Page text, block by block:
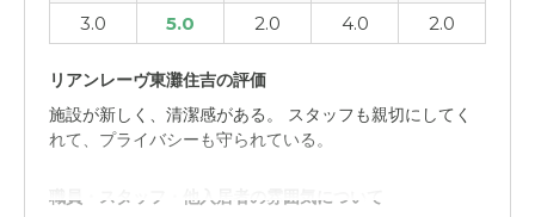
3.0 5.0 2.0 4.0 2.0
リアンレーヴ東灘住吉の評価
施設が新しく、清潔感がある。 スタッフも親切にしてく
れて、プライバシーも守られている。
職員・スタッフ・他入居者の雰囲気について